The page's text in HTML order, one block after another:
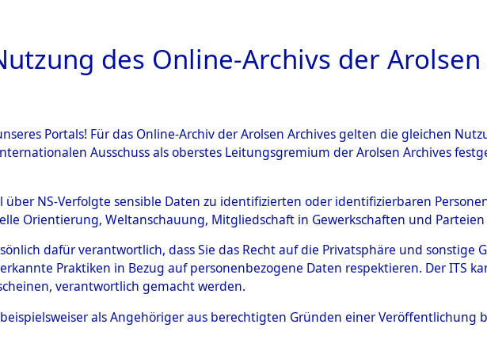
BESTANDSBESCHREIBUNG ARCHIVALE ÜBERSICHT BILD
"Kreisauswertung" ("Kreis
→0313 (84612294)
0313 (84612294)
des Online-Archivs der Arolsen
Portals! Für das Online-Archiv der Arolsen Archives gelten die gleichen
Ausschuss als oberstes Leitungsgremium der Arolsen Archives
über NS-Verfolgte sensible Daten zu identifizierten oder identifizierbaren
Orientierung, Weltanschauung, Mitgliedschaft in Gewerkschaften und
dafür verantwortlich, dass Sie das Recht auf die Privatsphäre und
Praktiken in Bezug auf personenbezogene Daten respektieren. Der ITS
verantwortlich gemacht werden.
als Angehöriger aus berechtigten Gründen einer